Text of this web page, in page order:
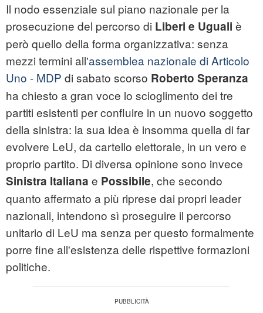
Il nodo essenziale sul piano nazionale per la
prosecuzione del percorso di Liberi e Uguali è
però quello della forma organizzativa: senza
mezzi termini all'assemblea nazionale di Articolo
Uno - MDP di sabato scorso Roberto Speranza
ha chiesto a gran voce lo scioglimento dei tre
partiti esistenti per confluire in un nuovo soggetto
della sinistra: la sua idea è insomma quella di far
evolvere LeU, da cartello elettorale, in un vero e
proprio partito. Di diversa opinione sono invece
Sinistra Italiana e Possibile, che secondo
quanto affermato a più riprese dai propri leader
nazionali, intendono sì proseguire il percorso
unitario di LeU ma senza per questo formalmente
porre fine all'esistenza delle rispettive formazioni
politiche.